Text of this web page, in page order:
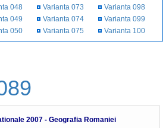
048
049
050
Varianta 073
Varianta 074
Varianta 075
Varianta 098
Varianta 099
Varianta 100
2007 - Geografia Romaniei